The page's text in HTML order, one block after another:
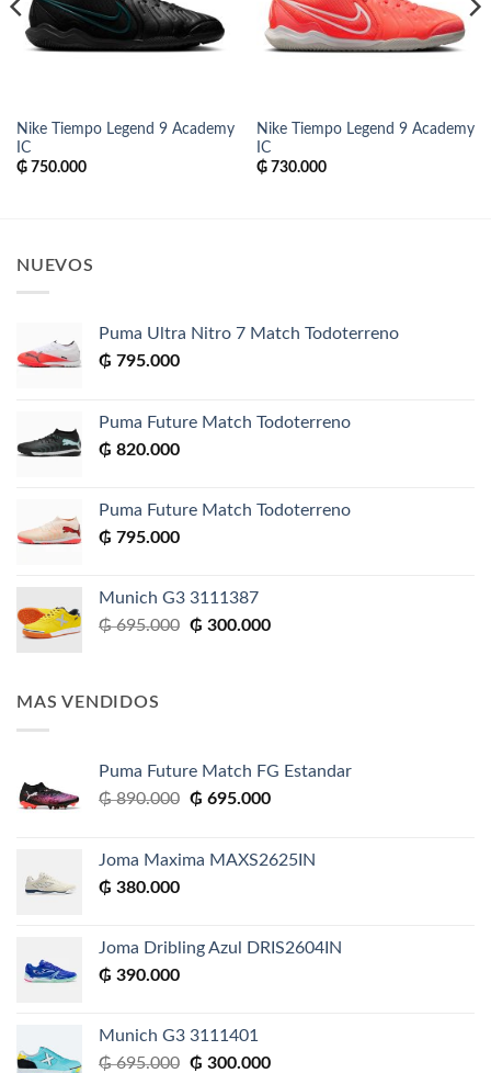
Nike Tiempo Legend 9 Academy
IC
₲750.000
Nike Tiempo Legend 9 Academy
IC
₲730.000
NUEVOS
Puma Ultra Nitro 7 Match Todoterreno
₲ 795.000
Puma Future Match Todoterreno
₲ 820.000
Puma Future Match Todoterreno
₲ 795.000
Munich G3 3111387
₲695.000 El
₲ 300.000El
MAS VENDIDOS
Puma Future Match FG Estandar
₲890.000 El
era:
₲ 695.000El
es:
Joma Maxima MAXS2625IN
₲ 380.000
Joma Dribling Azul DRIS2604IN
₲ 390.000
Munich G3 3111401
₲695.000 El
₲ 300.000El